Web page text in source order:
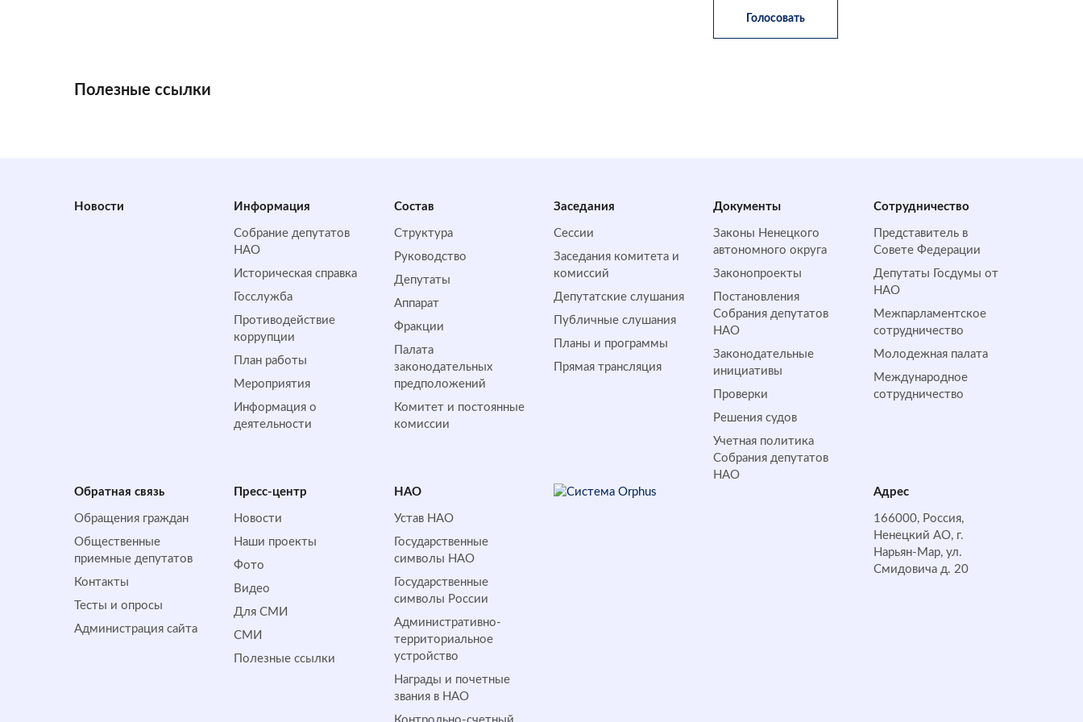
Полезные ссылки
Новости Информация
Собрание депутатов
НАО
Историческая справка
Госслужба
Противодействие
коррупции
План работы
Мероприятия
Информация о
деятельности
Состав
Структура
Руководство
Депутаты
Аппарат
Фракции
Палата
законодательных
предположений
Комитет и постоянные
комиссии
Заседания
Сессии
Заседания комитета и
комиссий
Депутатские слушания
Публичные слушания
Планы и программы
Прямая трансляция
Документы
Законы Ненецкого
автономного округа
Законопроекты
Постановления
Собрания депутатов
НАО
Законодательные
инициативы
Проверки
Решения судов
Учетная политика
Собрания депутатов
НАО
Сотрудничество
Представитель в
Совете Федерации
Депутаты Госдумы от
НАО
Межпарламентское
сотрудничество
Молодежная палата
Международное
сотрудничество
Обратная cвязь
Обращения граждан
Общественные
приемные депутатов
Контакты
Тесты и опросы
Администрация сайта
Пресс-центр
Новости
Наши проекты
Фото
Видео
Для СМИ
СМИ
Полезные ссылки
НАО
Устав НАО
Государственные
символы НАО
Государственные
символы России
Административно-
территориальное
устройство
Награды и почетные
звания в НАО
Адрес
166000, Россия,
Ненецкий АО, г.
Нарьян-Мар, ул.
Смидовича д. 20